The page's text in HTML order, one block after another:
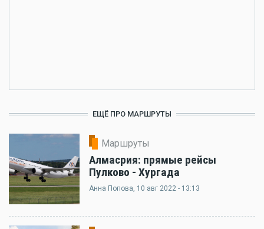
ЕЩЁ ПРО МАРШРУТЫ
Маршруты
Алмасрия: прямые рейсы
Пулково - Хургада
Анна Попова, 10 авг 2022 - 13:13